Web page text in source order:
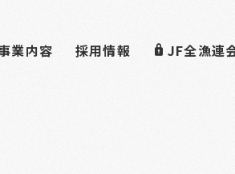
業内容 採用情報 JF全漁連